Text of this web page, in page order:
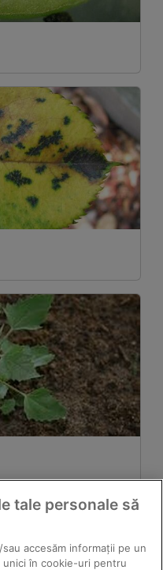
tale personale să
accesăm informații pe un
în cookie-uri pentru